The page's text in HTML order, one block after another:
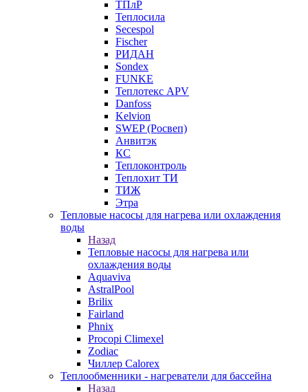
ТПлР
Теплосила
Secespol
Fischer
РИДАН
Sondex
FUNKE
Теплотекс APV
Danfoss
Kelvion
SWEP (Росвеп)
Анвитэк
КС
Теплоконтроль
Теплохит ТИ
ТИЖ
Этра
Тепловые насосы для нагрева или охлаждения
воды
Назад
Тепловые насосы для нагрева или
охлаждения воды
Aquaviva
AstralPool
Brilix
Fairland
Phnix
Procopi Climexel
Zodiac
Чиллер Calorex
Теплообменники - нагреватели для бассейна
Назад